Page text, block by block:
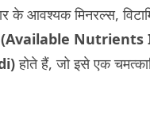
के आवश्यक मिनरल्स,
(Available Nutrients
होते हैं, जो इसे एक